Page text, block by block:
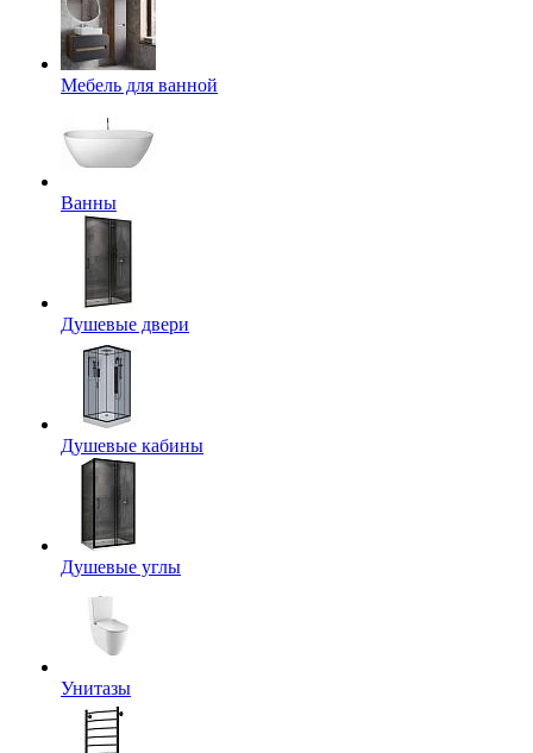
Мебель для ванной
Ванны
Душевые двери
Душевые кабины
Душевые углы
Унитазы